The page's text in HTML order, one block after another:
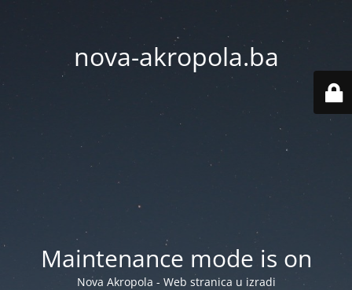
nova-akropola.ba
Maintenance mode is on
Nova Akropola - Web stranica u izradi